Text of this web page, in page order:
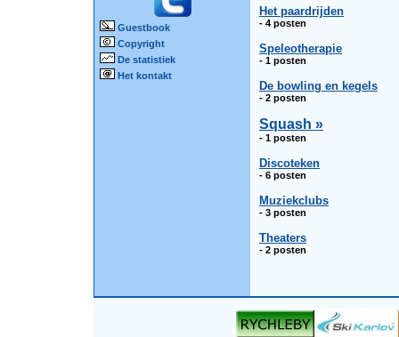
Guestbook
Copyright
De statistiek
Het kontakt
Het paardrijden
- 4 posten
Speleotherapie
- 1 posten
De bowling en kegels
- 2 posten
Squash »
- 1 posten
Discoteken
- 6 posten
Muziekclubs
- 3 posten
Theaters
- 2 posten